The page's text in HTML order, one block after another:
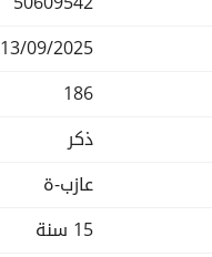
13/09/2025 10:56:12
186
ذكر
عازب-ة
15 سنة